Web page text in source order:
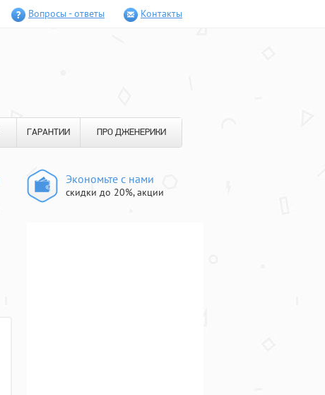
Вопросы - ответы Контакты
ГАРАНТИИ ПРО ДЖЕНЕРИКИ
Экономьте с нами
скидки до 20%, акции